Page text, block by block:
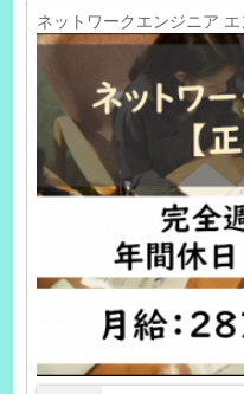
ネットワークエンジニア エ